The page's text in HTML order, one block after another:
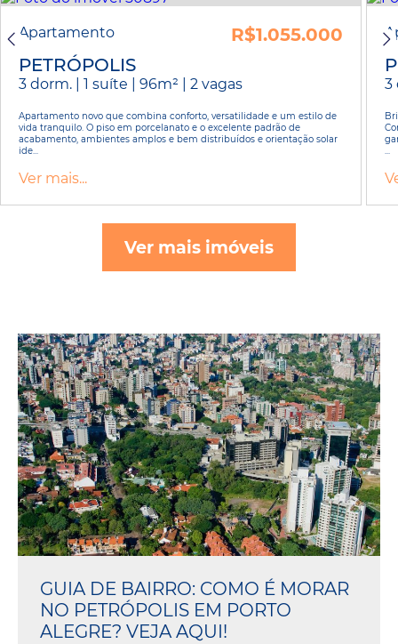
Apartamento
R$1.055.000
PETRÓPOLIS
3 dorm. | 1 suíte | 96m² | 2 vagas
Apartamento novo que combina conforto, versatilidade e um estilo de
vida tranquilo. O piso em porcelanato e o excelente padrão de
acabamento, ambientes amplos e bem distribuídos e orientação solar
ide...
Ver mais...
3
...
Ver mais imóveis
GUIA DE BAIRRO: COMO É MORAR
NO PETRÓPOLIS EM PORTO
ALEGRE? VEJA AQUI!